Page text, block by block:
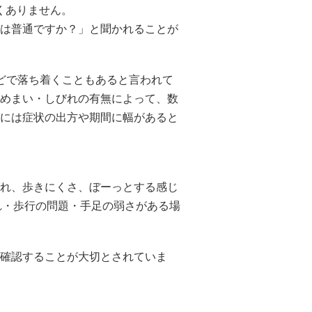
りません。
普通ですか？」と聞かれることが
落ち着くこともあると言われて
まい・しびれの有無によって、数
は症状の出方や期間に幅があると
、歩きにくさ、ぼーっとする感じ
歩行の問題・手足の弱さがある場
認することが大切とされていま